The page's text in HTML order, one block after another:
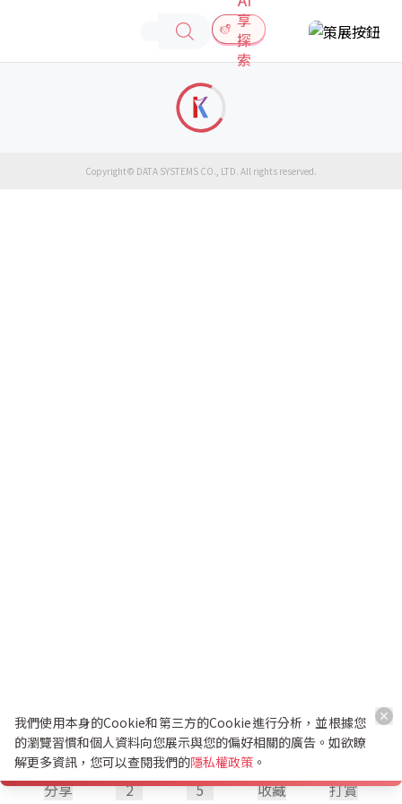
享
探
索
分享 2 5 收藏 打賞
Copyright© DATA SYSTEMS CO., LTD. All rights reserved.
我們使用本身的Cookie和第三方的Cookie進行分析，並根據您
的瀏覽習慣和個人資料向您展示與您的偏好相關的廣告。如欲瞭
解更多資訊，您可以查閱我們的隱私權政策 。